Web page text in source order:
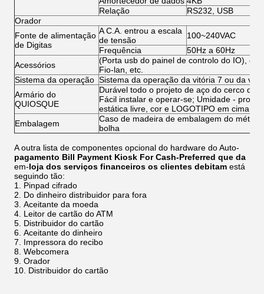
Relação
RS232, USB
Orador
Fonte de alimentação
de Digitas
A C.A. entrou a escala
de tensão
100~240VAC
Frequência
50Hz a 60Hz
Acessórios
(Porta usb do painel de controlo do IO),
Fio-lan, etc.
Sistema da operação Sistema da operação da vitória 7 ou da
Armário do
QUIOSQUE
Durável todo o projeto de aço do cerco
Fácil instalar e operar-se; Umidade -
estática livre, cor e LOGOTIPO em cima
Embalagem
Caso de madeira de embalagem do
bolha
A outra lista de componentes opcional do hardware do Auto-
pagamento Bill Payment Kiosk For Cash-Preferred que da
em-loja dos serviços financeiros os clientes debitam está
seguindo tão:
Pinpad cifrado
Do dinheiro distribuidor para fora
Aceitante da moeda
Leitor de cartão do ATM
Distribuidor do cartão
Aceitante do dinheiro
Impressora do recibo
Webcomera
Orador
Distribuidor do cartão